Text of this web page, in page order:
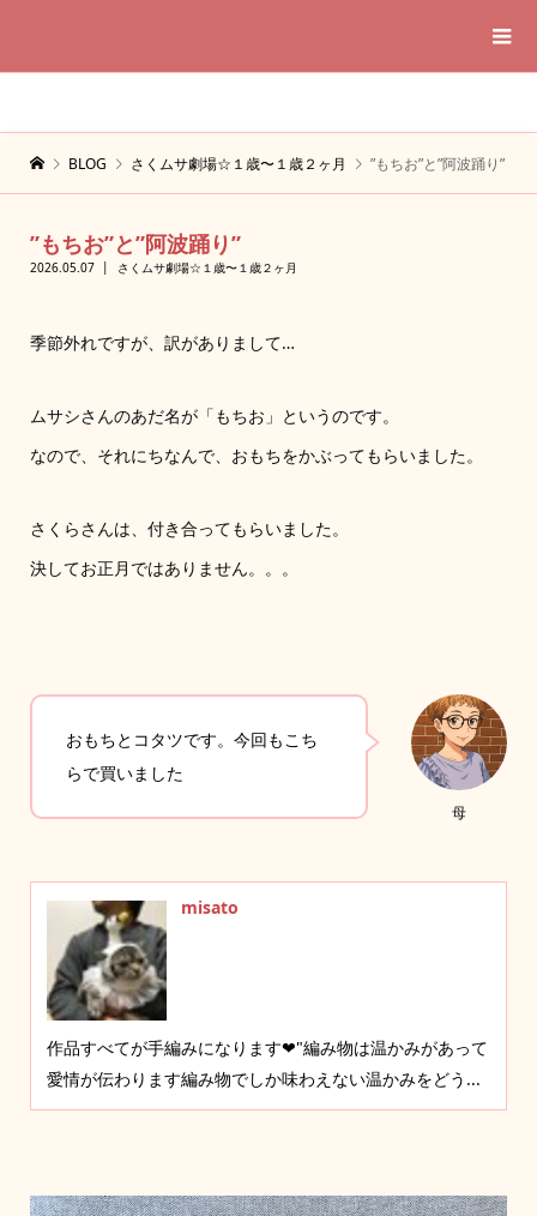
BLOG さくムサ劇場☆１歳〜１歳２ヶ月 ”もちお”と”阿波踊り”
”もちお”と”阿波踊り”
2026.05.07 さくムサ劇場☆１歳〜１歳２ヶ月
季節外れですが、訳がありまして…
ムサシさんのあだ名が「もちお」というのです。
なので、それにちなんで、おもちをかぶってもらいました。
さくらさんは、付き合ってもらいました。
決してお正月ではありません。。。
母
おもちとコタツです。今回もこち
らで買いました
misato
作品すべてが手編みになります❤︎"編み物は温かみがあって
愛情が伝わります編み物でしか味わえない温かみをどう...